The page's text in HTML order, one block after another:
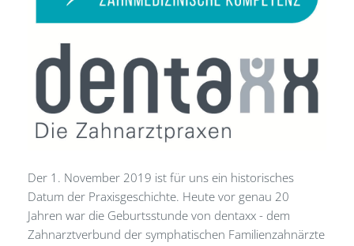
Der 1. November 2019 ist für uns ein historisches
Datum der Praxisgeschichte. Heute vor genau 20
Jahren war die Geburtsstunde von dentaxx - dem
Zahnarztverbund der symphatischen Familienzahnärzte